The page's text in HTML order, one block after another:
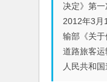
决定》第
2012年3月
输部《关
道路旅客
人民共和